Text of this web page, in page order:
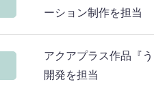
ーション制作を担当
アクアプラス作品『
開発を担当